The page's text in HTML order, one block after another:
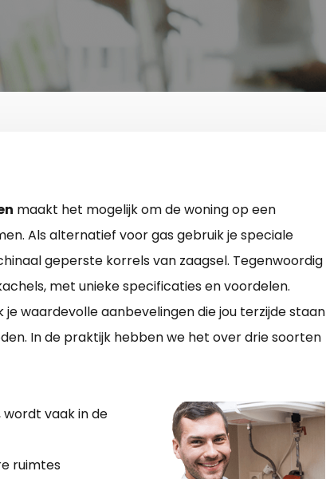
maakt het mogelijk om de woning op een
Als alternatief voor gas gebruik je speciale
geperste korrels van zaagsel. Tegenwoordig
met unieke specificaties en voordelen.
waardevolle aanbevelingen die jou terzijde staan
In de praktijk hebben we het over drie soorten
vaak in de
ruimtes